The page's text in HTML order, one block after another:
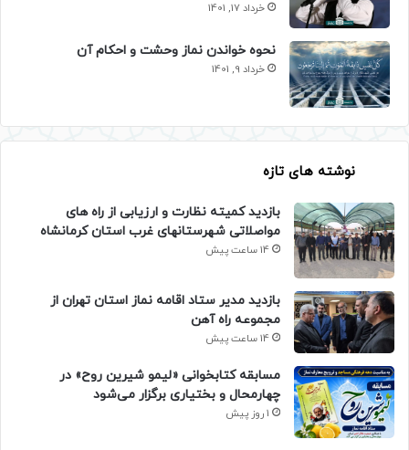
خرداد 17, 1401
نحوه خواندن نماز وحشت و احکام آن
خرداد 9, 1401
نوشته های تازه
بازدید کمیته نظارت و ارزیابی از راه های
مواصلاتی شهرستانهای غرب استان کرمانشاه
14 ساعت پیش
بازدید مدیر ستاد اقامه نماز استان تهران از
مجموعه راه آهن
14 ساعت پیش
مسابقه کتابخوانی «لیمو شیرین روح» در
چهارمحال و بختیاری برگزار می‌شود
1 روز پیش